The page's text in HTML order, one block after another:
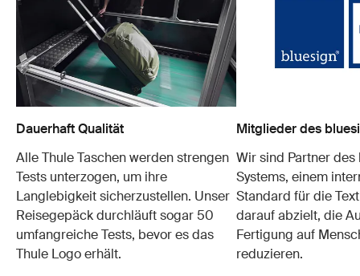
Dauerhaft Qualität
Alle Thule Taschen werden strengen
Tests unterzogen, um ihre
Langlebigkeit sicherzustellen. Unser
Reisegepäck durchläuft sogar 50
umfangreiche Tests, bevor es das
Thule Logo erhält.
Mitglieder des
Wir sind Partner
Systems, einem
Standard für die
darauf abzielt, die
Fertigung auf
reduzieren.